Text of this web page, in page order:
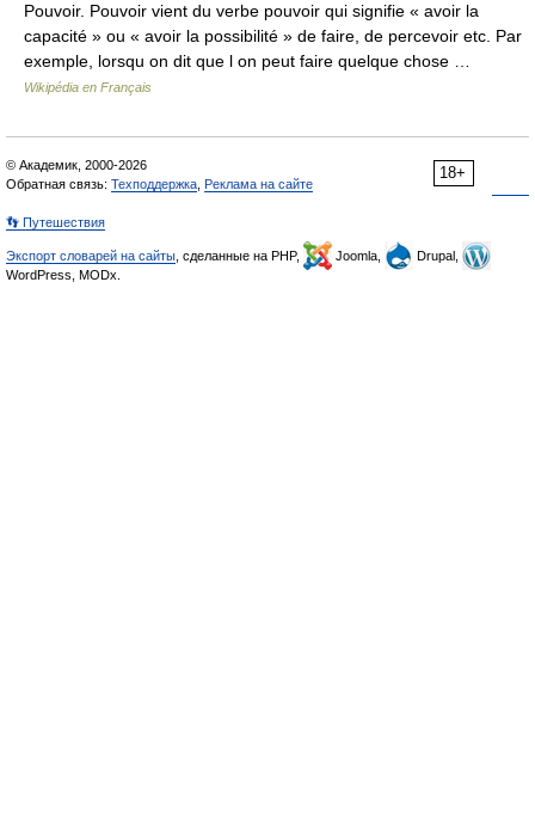
Pouvoir. Pouvoir vient du verbe pouvoir qui signifie « avoir la
capacité » ou « avoir la possibilité » de faire, de percevoir etc. Par
exemple, lorsqu on dit que l on peut faire quelque chose …
Wikipédia en Français
18+
© Академик, 2000-2026
Обратная связь: Техподдержка Реклама на сайте
👣 Путешествия
Экспорт словарей на сайты , сделанные на PHP, Joomla,
Drupal,
WordPress, MODx.